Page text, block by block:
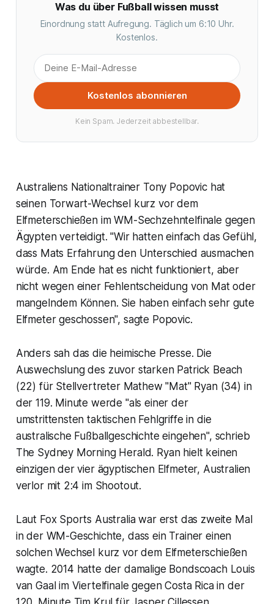
Was du über Fußball wissen musst
Einordnung statt Aufregung. Täglich um 6:10 Uhr.
Kostenlos.
Kostenlos abonnieren
Kein Spam. Jederzeit abbestellbar.
Australiens Nationaltrainer Tony Popovic hat
seinen Torwart-Wechsel kurz vor dem
Elfmeterschießen im WM-Sechzehntelfinale gegen
Ägypten verteidigt. "Wir hatten einfach das Gefühl,
dass Mats Erfahrung den Unterschied ausmachen
würde. Am Ende hat es nicht funktioniert, aber
nicht wegen einer Fehlentscheidung von Mat oder
mangelndem Können. Sie haben einfach sehr gute
Elfmeter geschossen", sagte Popovic.
Anders sah das die heimische Presse. Die
Auswechslung des zuvor starken Patrick Beach
(22) für Stellvertreter Mathew "Mat" Ryan (34) in
der 119. Minute werde "als einer der
umstrittensten taktischen Fehlgriffe in die
australische Fußballgeschichte eingehen", schrieb
The Sydney Morning Herald. Ryan hielt keinen
einzigen der vier ägyptischen Elfmeter, Australien
verlor mit 2:4 im Shootout.
Laut Fox Sports Australia war erst das zweite Mal
in der WM-Geschichte, dass ein Trainer einen
solchen Wechsel kurz vor dem Elfmeterschießen
wagte. 2014 hatte der damalige Bondscoach Louis
van Gaal im Viertelfinale gegen Costa Rica in der